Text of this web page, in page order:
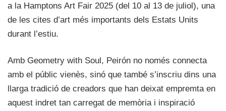
a la Hamptons Art Fair 2025 (del 10 al 13 de juliol), una
de les cites d’art més importants dels Estats Units
durant l’estiu.
Amb Geometry with Soul, Peirón no només connecta
amb el públic vienès, sinó que també s’inscriu dins una
llarga tradició de creadors que han deixat empremta en
aquest indret tan carregat de memòria i inspiració